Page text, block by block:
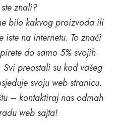
znali?
bilo kakvog proizvoda ili
iste na internetu. To znači
do samo 5% svojih
preostali su kod vašeg
svoju web stranicu.
– kontaktiraj nas odmah
web sajta!